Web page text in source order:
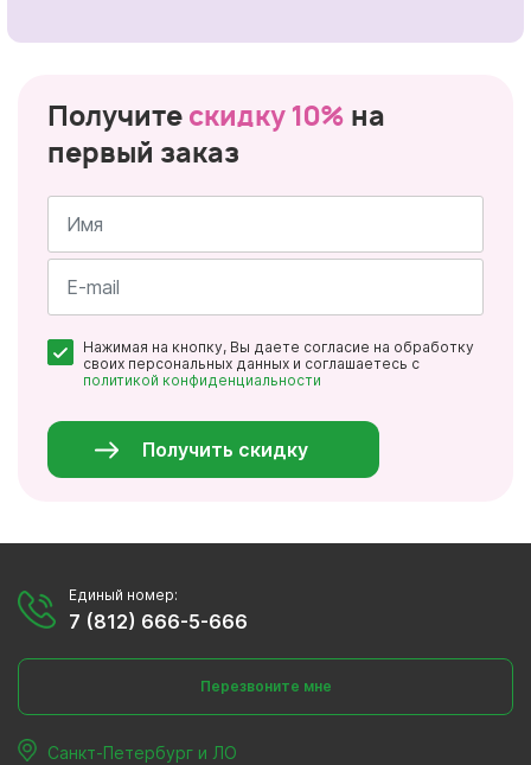
Получите скидку 10% на
первый заказ
Имя
*
Нажимая на кнопку, Вы даете согласие на обработку
своих персональных данных и соглашаетесь с
политикой конфиденциальности
Получить скидку
Единый номер:
7 (812) 666-5-666
Перезвоните мне
Санкт-Петербург и ЛО